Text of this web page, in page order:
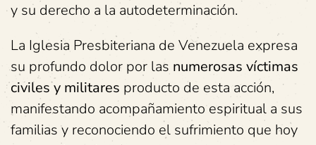
y su derecho a la autodeterminación.
La Iglesia Presbiteriana de Venezuela expresa
su profundo dolor por las numerosas víctimas
civiles y militares producto de esta acción,
manifestando acompañamiento espiritual a sus
familias y reconociendo el sufrimiento que hoy